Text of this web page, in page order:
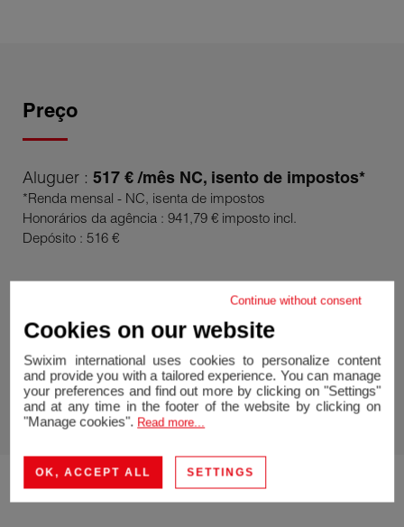
Preço
Aluguer : 517 € /mês NC, isento de impostos*
*Renda mensal - NC, isenta de impostos
Honorários da agência : 941,79 € imposto incl.
Depósito : 516 €
energético
Diagnóstico energético do ecrã
Continue without consent
Cookies on our website
Swixim international uses cookies to personalize content
and provide you with a tailored experience. You can manage
your preferences and find out more by clicking on "Settings"
and at any time in the footer of the website by clicking on
"Manage cookies". Read more...
OK, ACCEPT ALL SETTINGS